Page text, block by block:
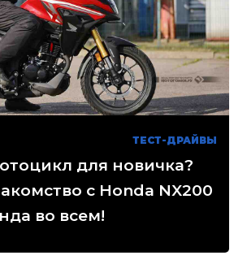
ТЕСТ-ДРАЙВЫ
для новичка?
с Honda NX200
во всем!